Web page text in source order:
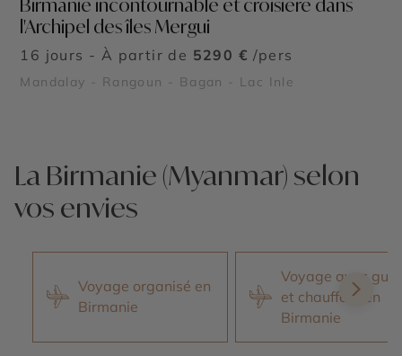
Birmanie incontournable et croisière dans
l'Archipel des îles Mergui
16 jours - À partir de 5290 € /pers
Mandalay - Rangoun - Bagan - Lac Inle
La Birmanie (Myanmar) selon
vos envies
Voyage organisé en
Birmanie
Voyage avec
et chauffeur en
Birmanie